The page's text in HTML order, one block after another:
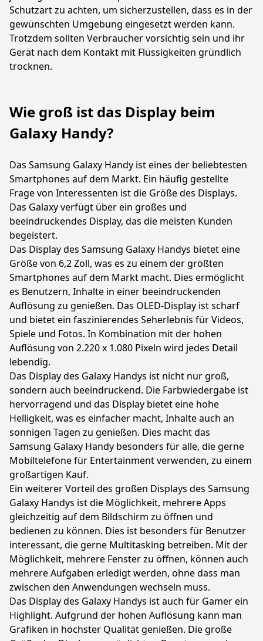
Schutzart zu achten, um sicherzustellen, dass es in der
gewünschten Umgebung eingesetzt werden kann.
Trotzdem sollten Verbraucher vorsichtig sein und ihr
Gerät nach dem Kontakt mit Flüssigkeiten gründlich
trocknen.
Wie groß ist das Display beim
Galaxy Handy?
Das Samsung Galaxy Handy ist eines der beliebtesten
Smartphones auf dem Markt. Ein häufig gestellte
Frage von Interessenten ist die Größe des Displays.
Das Galaxy verfügt über ein großes und
beeindruckendes Display, das die meisten Kunden
begeistert.
Das Display des Samsung Galaxy Handys bietet eine
Größe von 6,2 Zoll, was es zu einem der größten
Smartphones auf dem Markt macht. Dies ermöglicht
es Benutzern, Inhalte in einer beeindruckenden
Auflösung zu genießen. Das OLED-Display ist scharf
und bietet ein faszinierendes Seherlebnis für Videos,
Spiele und Fotos. In Kombination mit der hohen
Auflösung von 2.220 x 1.080 Pixeln wird jedes Detail
lebendig.
Das Display des Galaxy Handys ist nicht nur groß,
sondern auch beeindruckend. Die Farbwiedergabe ist
hervorragend und das Display bietet eine hohe
Helligkeit, was es einfacher macht, Inhalte auch an
sonnigen Tagen zu genießen. Dies macht das
Samsung Galaxy Handy besonders für alle, die gerne
Mobiltelefone für Entertainment verwenden, zu einem
großartigen Kauf.
Ein weiterer Vorteil des großen Displays des Samsung
Galaxy Handys ist die Möglichkeit, mehrere Apps
gleichzeitig auf dem Bildschirm zu öffnen und
bedienen zu können. Dies ist besonders für Benutzer
interessant, die gerne Multitasking betreiben. Mit der
Möglichkeit, mehrere Fenster zu öffnen, können auch
mehrere Aufgaben erledigt werden, ohne dass man
zwischen den Anwendungen wechseln muss.
Das Display des Galaxy Handys ist auch für Gamer ein
Highlight. Aufgrund der hohen Auflösung kann man
Grafiken in höchster Qualität genießen. Die große